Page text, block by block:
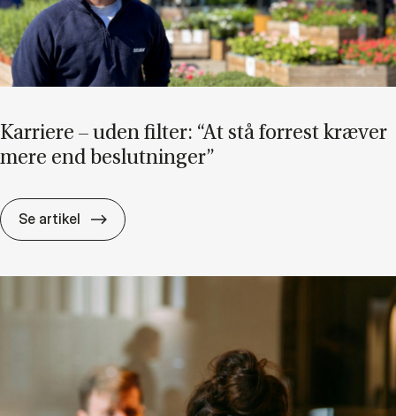
Kar­ri­e­re – uden fil­ter: “At stå for­re­st kræ­ver
mere end be­slut­nin­ger”
Se artikel Kar­ri­e­re – uden fil­ter: “At stå for­re­st kræ­ver